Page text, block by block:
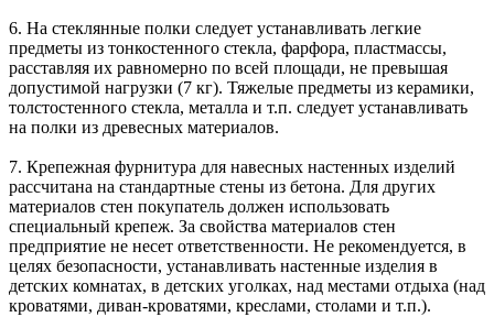
6. На стеклянные полки следует устанавливать легкие
предметы из тонкостенного стекла, фарфора, пластмассы,
расставляя их равномерно по всей площади, не превышая
допустимой нагрузки (7 кг). Тяжелые предметы из керамики,
толстостенного стекла, металла и т.п. следует устанавливать
на полки из древесных материалов.
7. Крепежная фурнитура для навесных настенных изделий
рассчитана на стандартные стены из бетона. Для других
материалов стен покупатель должен использовать
специальный крепеж. За свойства материалов стен
предприятие не несет ответственности. Не рекомендуется, в
целях безопасности, устанавливать настенные изделия в
детских комнатах, в детских уголках, над местами отдыха (над
кроватями, диван-кроватями, креслами, столами и т.п.).